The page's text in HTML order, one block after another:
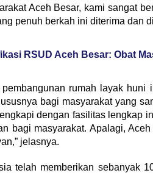
Aceh Besar, kami sangat
penuh berkah ini diterima dan
RSUD Aceh Besar: Obat
pembangunan rumah layak
bagi masyarakat yang
dengan fasilitas lengkap
bagi masyarakat. Apalagi,
jelasnya.
telah memberikan sebanyak